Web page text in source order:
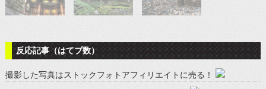
反応記事（はてブ数）
撮影した写真はストックフォトアフィリエイトに売る！